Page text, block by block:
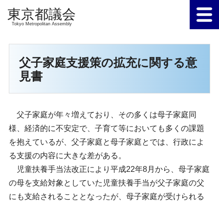
Tokyo Metropolitan Assembly
父子家庭支援策の拡充に関する意
見書
父子家庭が年々増えており、その多くは母子家庭同
様、経済的に不安定で、子育て等においても多くの課題
を抱えているが、父子家庭と母子家庭とでは、行政によ
る支援の内容に大きな差がある。
児童扶養手当法改正により平成22年8月から、母子家庭
の母を支給対象としていた児童扶養手当が父子家庭の父
にも支給されることとなったが、母子家庭が受けられる